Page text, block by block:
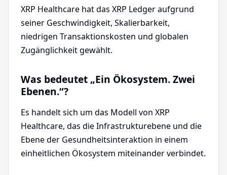
XRP Healthcare hat das XRP Ledger aufgrund
seiner Geschwindigkeit, Skalierbarkeit,
niedrigen Transaktionskosten und globalen
Zugänglichkeit gewählt.
Was bedeutet „Ein Ökosystem. Zwei
Ebenen.“?
Es handelt sich um das Modell von XRP
Healthcare, das die Infrastrukturebene und die
Ebene der Gesundheitsinteraktion in einem
einheitlichen Ökosystem miteinander verbindet.